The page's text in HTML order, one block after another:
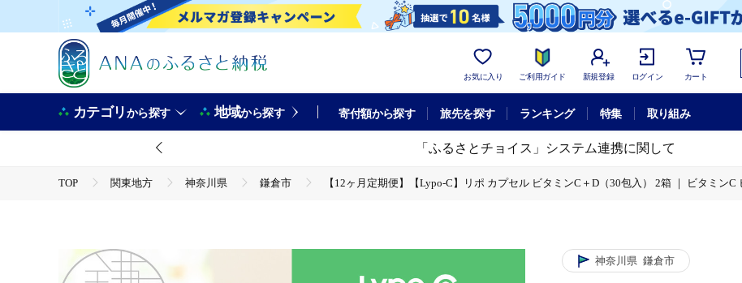
お気に入り ご利用ガイド 新規登録 ログイン カート
カテゴリから探す 地域から探す 寄付額から探す 旅先を探す ランキング 特集 取り組み
「ふるさとチョイス」システム連携に関して
TOP 関東地方 神奈川県 鎌倉市
【12ヶ月定期便】【Lypo-C】リポ カプセル ビタミンC＋D（30包入） 2箱 ｜ ビタミ
神奈川県 鎌倉市